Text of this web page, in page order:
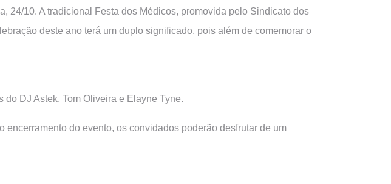
24/10. A tradicional Festa dos Médicos, promovida pelo Sindicato dos
deste ano terá um duplo significado, pois além de comemorar o
DJ Astek, Tom Oliveira e Elayne Tyne.
do evento, os convidados poderão desfrutar de um